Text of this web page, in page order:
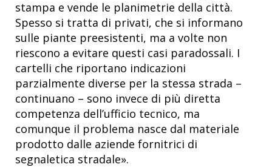
stampa e vende le planimetrie della città.
Spesso si tratta di privati, che si informano
sulle piante preesistenti, ma a volte non
riescono a evitare questi casi paradossali. I
cartelli che riportano indicazioni
parzialmente diverse per la stessa strada –
continuano – sono invece di più diretta
competenza dell’ufficio tecnico, ma
comunque il problema nasce dal materiale
prodotto dalle aziende fornitrici di
segnaletica stradale».